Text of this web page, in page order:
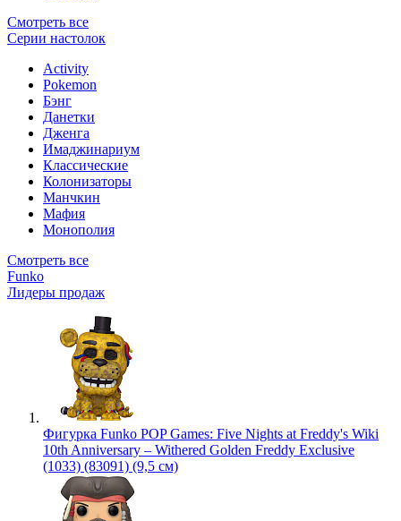
Смотреть все
Серии настолок
Activity
Pokemon
Бэнг
Данетки
Дженга
Имаджинариум
Классические
Колонизаторы
Манчкин
Мафия
Монополия
Смотреть все
Funko
Лидеры продаж
Фигурка Funko POP Games: Five Nights at Freddy's Wiki
10th Anniversary – Withered Golden Freddy Exclusive
(1033) (83091) (9,5 см)